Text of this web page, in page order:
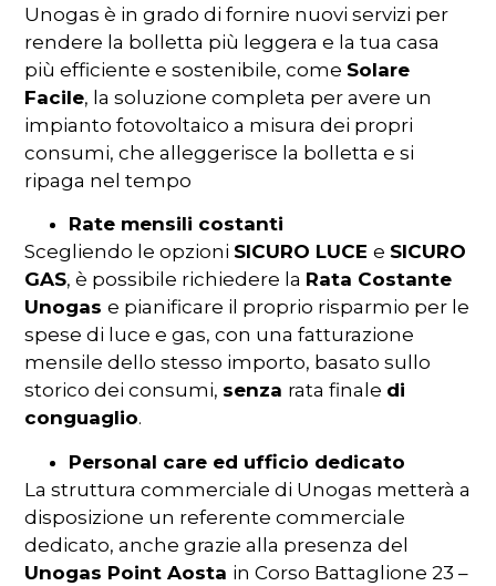
Unogas è in grado di fornire nuovi servizi per
rendere la bolletta più leggera e la tua casa
più efficiente e sostenibile, come Solare
Facile, la soluzione completa per avere un
impianto fotovoltaico a misura dei propri
consumi, che alleggerisce la bolletta e si
ripaga nel tempo
Rate mensili costanti
Scegliendo le opzioni SICURO LUCEe SICURO
GAS, è possibile richiedere la Rata Costante
Unogase pianificare il proprio risparmio per le
spese di luce e gas, con una fatturazione
mensile dello stesso importo, basato sullo
storico dei consumi, senza rata finale di
conguaglio.
Personal care ed ufficio dedicato
La struttura commerciale di Unogas metterà a
disposizione un referente commerciale
dedicato, anche grazie alla presenza del
Unogas Point Aosta in Corso Battaglione 23 –